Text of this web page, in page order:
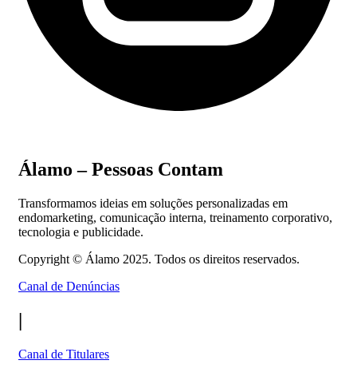
Álamo – Pessoas Contam
Transformamos ideias em soluções personalizadas em
endomarketing, comunicação interna, treinamento corporativo,
tecnologia e publicidade.
Copyright © Álamo 2025. Todos os direitos reservados.
Canal de Denúncias
|
Canal de Titulares